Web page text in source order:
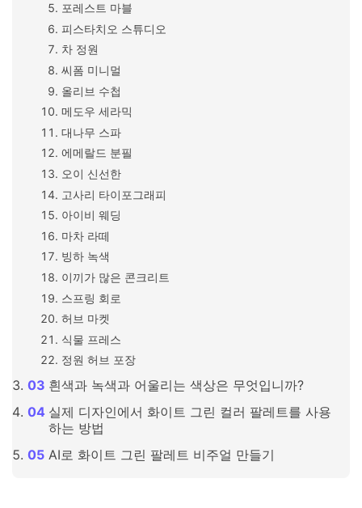
포레스트 마블
피스타치오 스튜디오
차 정원
씨폼 미니멀
올리브 수첩
메도우 세라믹
대나무 스파
에메랄드 분필
오이 신선한
고사리 타이포그래피
아이비 웨딩
마차 라떼
빙하 녹색
이끼가 많은 콘크리트
스프링 회로
허브 마켓
식물 프레스
정원 허브 포장
흰색과 녹색과 어울리는 색상은 무엇입니까?
실제 디자인에서 화이트 그린 컬러 팔레트를 사용
하는 방법
AI로 화이트 그린 팔레트 비주얼 만들기